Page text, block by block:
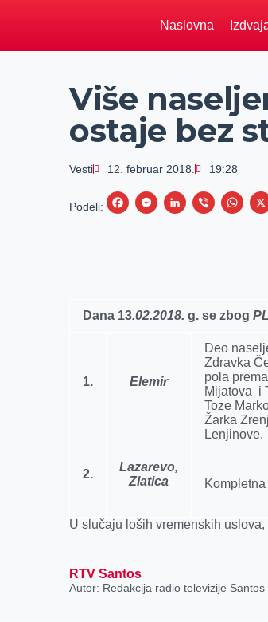
Naslovna
Više
ostaje bez
Vesti 12. februar 2018. 19:28
Podeli:
F
o
M
n
r
L
d
V
W
A
p
Dana 13.02.2018.g. se zbog
1. Elemir
Deo
Zdravka
pola
Mijatova i
Toze
Žarka
Lenjinove.
2.
Lazarevo,
Zlatica
Kompletna
U slučaju loših vremenskih
RTV Santos
Autor: Redakcija radio televizije Santos